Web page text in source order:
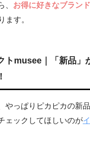
、 お得に好きなブラン
ます。
トmusee｜「新品」
やっぱりピカピカの新
ェックしてほしいのが